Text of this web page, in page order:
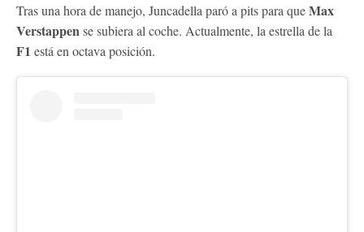
Tras una hora de manejo, Juncadella paró a pits para queMax
Verstappense subiera al coche. Actualmente, la estrella de la
F1 está en octava posición.